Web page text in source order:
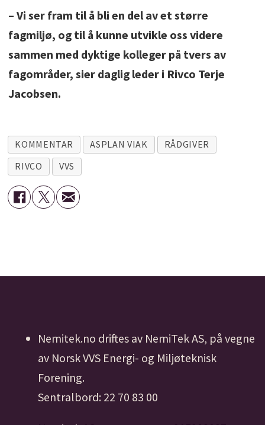
– Vi ser fram til å bli en del av et større
fagmiljø, og til å kunne utvikle oss videre
sammen med dyktige kolleger på tvers av
fagområder, sier daglig leder i Rivco Terje
Jacobsen.
KOMMENTAR ASPLAN VIAK
RÅDGIVER
RIVCO
VVS
Nemitek.no driftes av NemiTek AS, på vegne
av Norsk VVS Energi- og Miljøteknisk
Forening.
Sentralbord: 22 70 83 00